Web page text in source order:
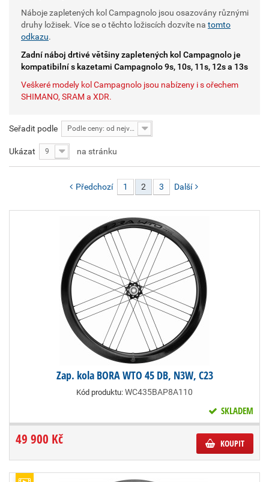
Náboje zapletených kol Campagnolo jsou osazovány různými
druhy ložisek. Více se o těchto ložiscích dozvíte na tomto
odkazu.
Zadní náboj drtivé většiny zapletených kol Campagnolo je
kompatibilní s kazetami Campagnolo 9s, 10s, 11s, 12s a 13s
Veškeré modely kol Campagnolo jsou nabízeny i s ořechem
SHIMANO, SRAM a XDR.
Seřadit podle Podle ceny: od nejvyšší
Ukázat 9 na stránku
Předchozí 1 2 3 Další
Zap. kola BORA WTO 45 DB, N3W, C23
Kód produktu: WC435BAP8A110
SKLADEM
49 900 Kč KOUPIT